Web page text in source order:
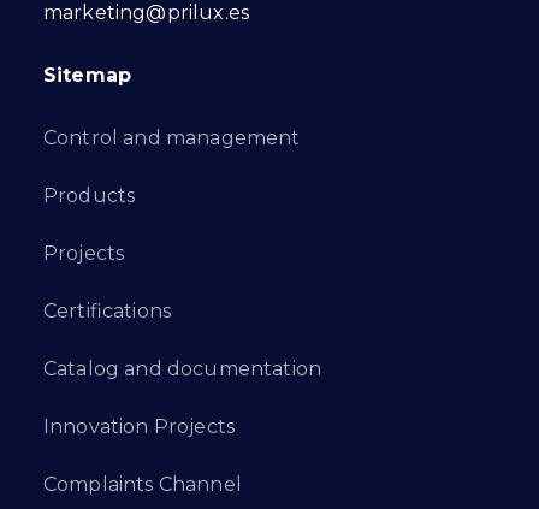
marketing@prilux.es
Sitemap
Control and management
Products
Projects
Certifications
Catalog and documentation
Innovation Projects
Complaints Channel